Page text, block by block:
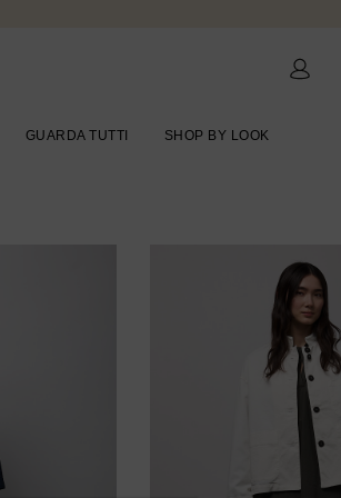
GUARDA TUTTI SHOP BY LOOK